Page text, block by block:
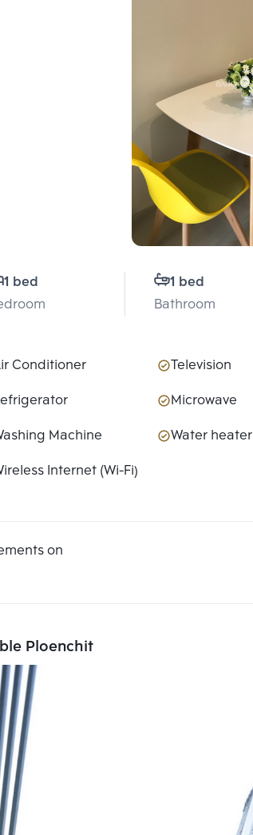
1 bed
1 bed
Bathroom
Conditioner
Television
Microwave
Machine
Water heater
Internet (Wi-Fi)
on
Ploenchit